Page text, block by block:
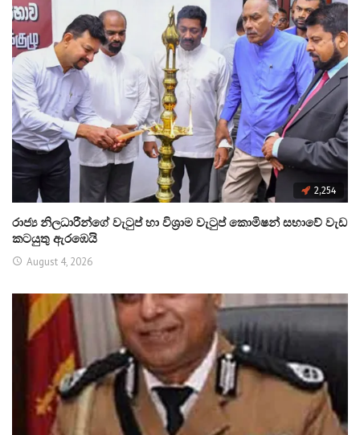
2,254
රාජ්‍ය නිලධාරීන්ගේ වැටුප් හා විශ්‍රාම වැටුප් කොමිෂන් සභාවේ වැඩ
කටයුතු ඇරඹෙයි
August 4, 2026